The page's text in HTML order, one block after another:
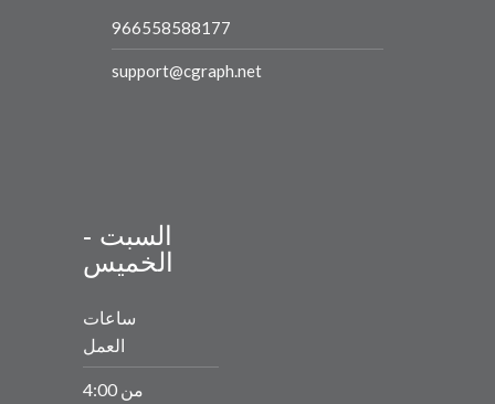
966558588177
support@cgraph.net
السبت -
الخميس
ساعات
العمل
من 4:00